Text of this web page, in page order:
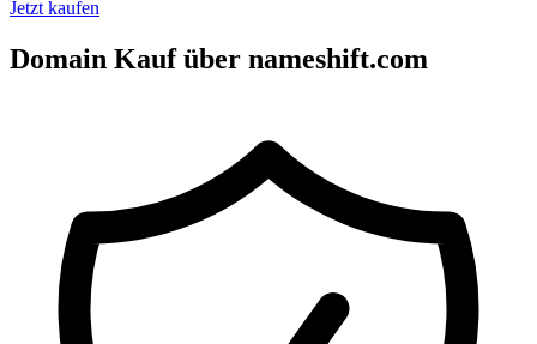
Jetzt kaufen
Domain Kauf über nameshift.com